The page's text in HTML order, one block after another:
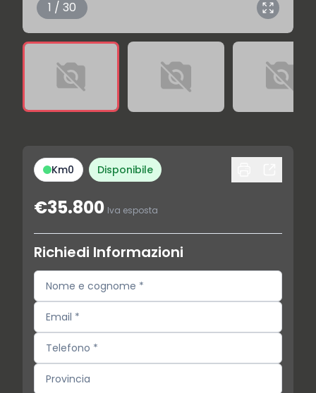
1 / 30
Km0 Disponibile
€35.800 Iva esposta
Richiedi Informazioni